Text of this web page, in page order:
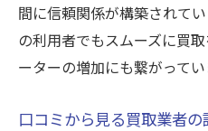
間に信頼関係が構築されて
の利用者でもスムーズに買
ーターの増加にも繋がってい
口コミから見る買取業者の